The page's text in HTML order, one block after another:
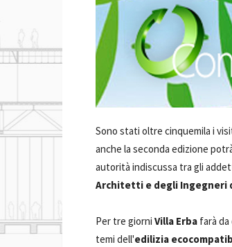
Sono stati oltre cinquemila i
anche la seconda edizione
autorità indiscussa tra gli
Architetti e degli Ingegneri
Per tre giorni Villa Erba farà
temi dell'edilizia